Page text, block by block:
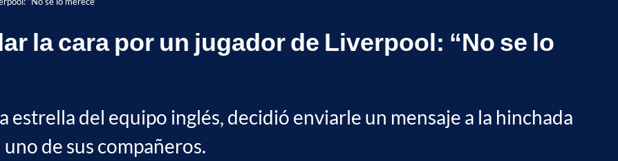
la cara por un jugador de Liverpool: “No se lo
estrella del equipo inglés, decidió enviarle un mensaje a la hinchada
uno de sus compañeros.